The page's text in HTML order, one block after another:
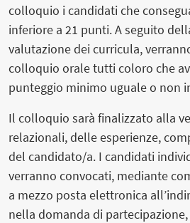
colloquio i candidati che
inferiore a 21 punti. A seguito
valutazione dei curricula,
colloquio orale tutti coloro che
punteggio minimo uguale o non
Il colloquio sarà finalizzato alla
relazionali, delle esperienze,
del candidato/a. I candidati
verranno convocati, mediante
a mezzo posta elettronica
nella domanda di